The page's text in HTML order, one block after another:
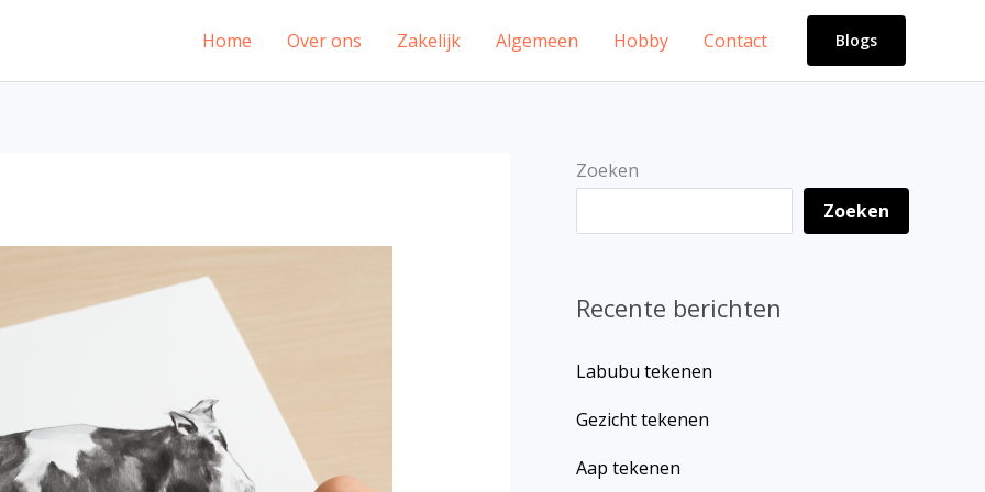
Home Over ons Zakelijk Algemeen Hobby Contact Blogs
Zoeken
Zoeken
Recente berichten
Labubu tekenen
Gezicht tekenen
Aap tekenen